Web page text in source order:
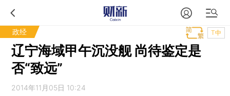
政经 T中
辽宁海域甲午沉没舰 尚待鉴定是
否“致远”
2014年11月05日 10:24